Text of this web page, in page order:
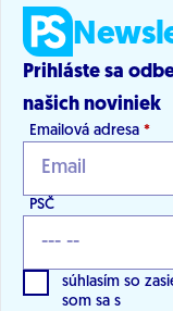
Prihláste sa
našich noviniek
Emailová adresa *
PSČ
súhlasím so
som sa s